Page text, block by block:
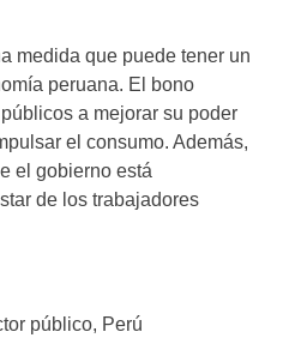
medida que puede tener un
peruana. El bono
a mejorar su poder
el consumo. Además,
el gobierno está
de los trabajadores
público, Perú